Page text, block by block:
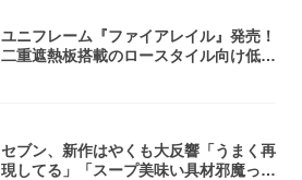
ユニフレーム『ファイアレイル』発売！
二重遮熱板搭載のロースタイル向け低型
セブン、新作はやくも大反響「うまく再
現してる」「スープ美味い具材邪魔って